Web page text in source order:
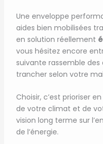
Une enveloppe
aides bien mobilisées
en solution réellement
vous hésitez encore
suivante rassemble
trancher selon votre
Choisir, c’est prioriser
de votre climat et de
vision long terme sur
de l’énergie.